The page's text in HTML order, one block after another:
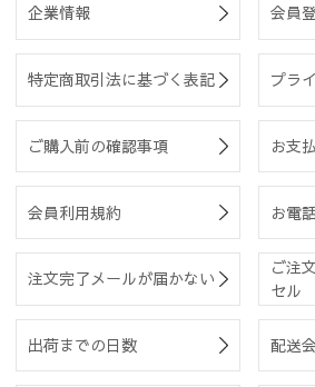
企業情報 会員
特定商取引法に基づく表記 プラ
ご購入前の確認事項 お支
会員利用規約 お電
注文完了メールが届かない
ご注
セル
出荷までの日数 配送